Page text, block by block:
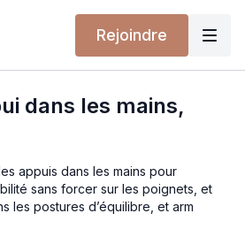
Rejoindre
dans les mains,
appuis dans les mains pour
sans forcer sur les poignets, et
les postures d’équilibre, et arm